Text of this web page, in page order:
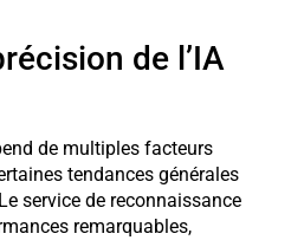
de l’IA
de multiples facteurs
tendances générales
service de reconnaissance
remarquables,